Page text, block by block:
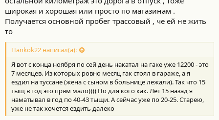
широкая и хорошая или просто по магазинам .
Получается основной пробег трассовый , че ей не жить
то
Hankok22 написал(а):
Я вот с конца ноября по сей день накатал на гаке уже 12200 - это
7 месяцев. Из которых ровно месяц гак стоял в гараже, а я
ездил на туссане (жена с сыном в больнице лежали). Так что 15
тыщ в год это прям мало)))) Но для кого как. Лет 15 назад я
наматывал в год по 40-43 тыщи. А сейчас уже по 20-25. Старею,
уже не так хочется ездить далеко